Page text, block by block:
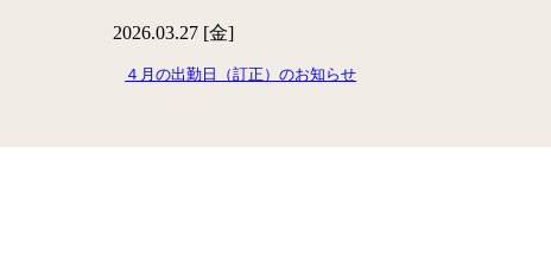
2026.03.27 [金]
４月の出勤日（訂正）のお知らせ